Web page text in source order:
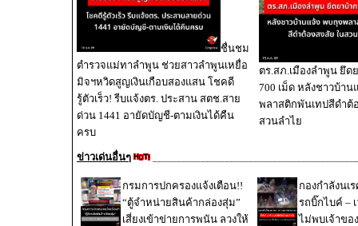
ชื่นชม
ตำรวจแม่ทาลำพูน ช่วยสาวลำพูนเหยื่อ
มิจฯหวิดสูญเงินเกือบสองแสน โชคดี
รู้ตัวเร็ว! รีบแจ้งตร. ประสาน สตช.สาย
ด่วน 1441 อายัดบัญชี-ตามเงินได้คืน
ครบ
ตร.สภ.เมืองลำพูน ยึด
700 เม็ด หลังชาวบ้าน
พลาสติกพันเทปสีดำต้
สวนลำไย
ข่าวเด่นอื่นๆ
กรมการปกครองแจ้งเตือน!!
“ตู้จำหน่ายสินค้ากล่องสุ่ม”
เสี่ยงเข้าข่ายการพนัน ลวงให้
กองกำลังนเ
รถบิ๊กไบค์ –
ไม่พบเจ้าขอ